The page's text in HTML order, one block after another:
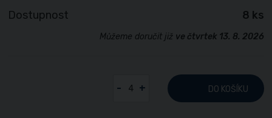
Dostupnost 8 ks
Můžeme doručit již ve čtvrtek 13. 8. 2026
- + DO KOŠÍKU